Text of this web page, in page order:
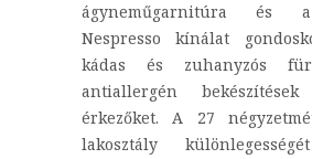
ágyneműgarnitúra és
Nespresso kínálat
kádas és zuhanyzós
antiallergén
érkezőket. A 27
lakosztály